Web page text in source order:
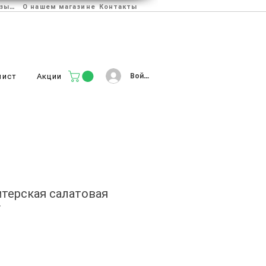
Отзывы О нашем магазине Контакты
Акции Войти
салатовая